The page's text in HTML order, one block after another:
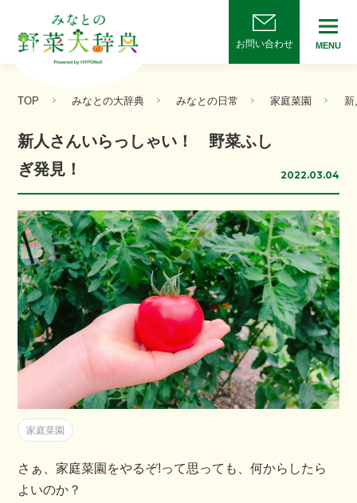
お問い合わせ MENU
TOP みなとの大辞典 みなとの日常 家庭菜園
新人さんいらっしゃい！ 野菜ふし
ぎ発見！
2022.03.04
家庭菜園
さぁ、家庭菜園をやるぞ!って思っても、何からしたら
よいのか？